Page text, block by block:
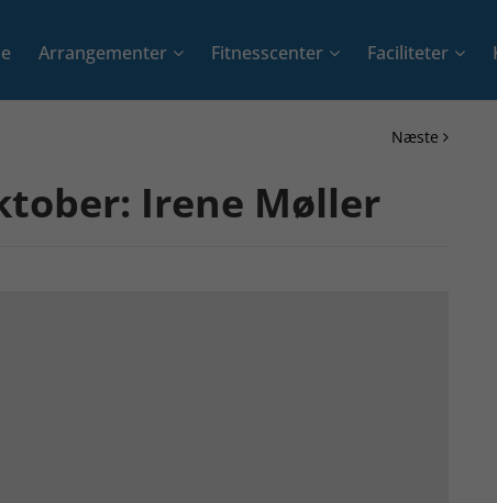
Arrangementer Fitnesscenter Faciliteter
Næste
Irene Møller